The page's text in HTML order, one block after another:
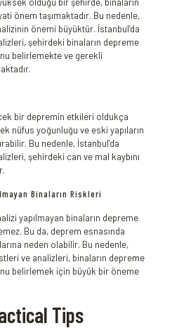
önem taşımaktadır. Bu nedenle,
önemi büyüktür. İstanbul’da
şehirdeki binaların depreme
belirlemekte ve gerekli
bir depremin etkileri oldukça
nüfus yoğunluğu ve eski yapıların
Bu nedenle, İstanbul’da
şehirdeki can ve mal kaybını
Binaların Riskleri
yapılmayan binaların depreme
Bu da, deprem esnasında
neden olabilir. Bu nedenle,
ve analizleri, binaların depreme
belirlemek için büyük bir öneme
Tips